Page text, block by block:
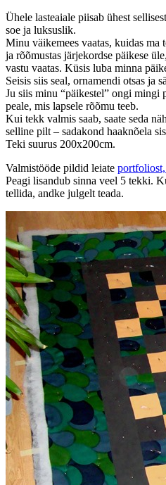
Ühele lasteaiale piisab ühest
soe ja luksuslik.
Minu väikemees vaatas, kuidas ma
ja rõõmustas järjekordse päikese
vastu vaatas. Küsis luba minna
Seisis siis seal, ornamendi otsas ja
Ju siis minu “päikestel” ongi mingi
peale, mis lapsele rõõmu teeb.
Kui tekk valmis saab, saate seda
selline pilt – sadakond haaknõela
Teki suurus 200x200cm.
Valmistööde pildid leiate
Peagi lisandub sinna veel 5 tekki.
tellida, andke julgelt teada.